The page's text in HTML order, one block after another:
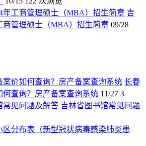
吉
商管理硕士（MBA）招生简章 09/28
长春
何查询？房产备案查询系统 11/27 3
吉林省图书馆常见问题